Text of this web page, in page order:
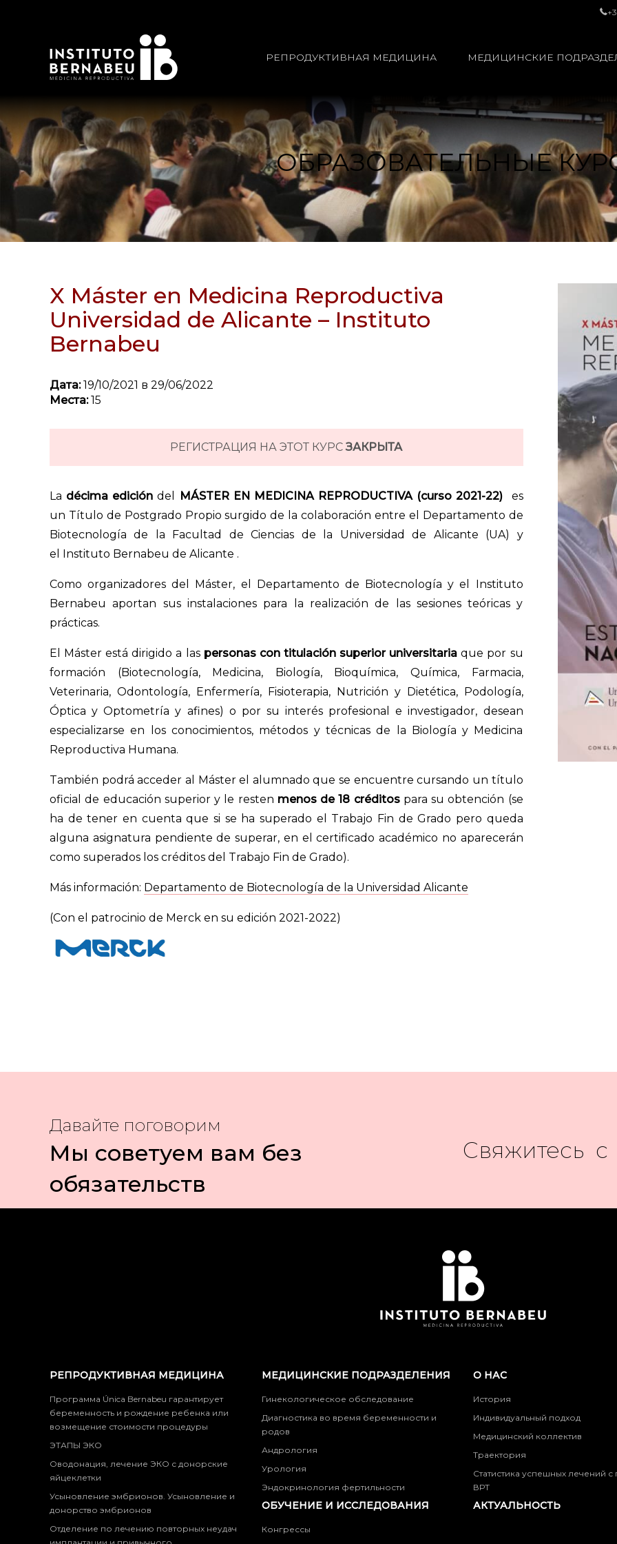
РЕПРОДУКТИВНАЯ МЕДИЦИНА МЕДИЦИНСКИЕ
ОБРАЗОВАТЕЛЬНЫЕ
X Máster en Medicina Reproductiva
Universidad de Alicante – Instituto
Bernabeu
Дата:19/10/2021 в 29/06/2022
Места:15
РЕГИСТРАЦИЯ НА ЭТОТ КУРСЗАКРЫТА
La décima edición del MÁSTER EN MEDICINA REPRODUCTIVA (curso 2021-22)
es
un Título de Postgrado Propio surgido de la colaboración entre el Departamento de
Biotecnología de la Facultad de Ciencias de la Universidad de Alicante (UA) y
el Instituto Bernabeu de Alicante .
Como organizadores del Máster, el Departamento de Biotecnología y el Instituto
Bernabeu aportan sus instalaciones para la realización de las sesiones teóricas y
prácticas.
El Máster está dirigido a las personas con titulación superior universitaria que por su
formación (Biotecnología, Medicina, Biología, Bioquímica, Química, Farmacia,
Veterinaria, Odontología, Enfermería, Fisioterapia, Nutrición y Dietética, Podología,
Óptica y Optometría y afines) o por su interés profesional e investigador, desean
especializarse en los conocimientos, métodos y técnicas de la Biología y Medicina
Reproductiva Humana.
También podrá acceder al Máster el alumnado que se encuentre cursando un título
oficial de educación superior y le resten menos de 18 créditospara su obtención (se
ha de tener en cuenta que si se ha superado el Trabajo Fin de Grado pero queda
alguna asignatura pendiente de superar, en el certificado académico no aparecerán
como superados los créditos del Trabajo Fin de Grado).
Más información: Departamento de Biotecnología de la Universidad Alicante
(Con el patrocinio de Merck en su edición 2021-2022)
Давайте поговорим
Мы советуем вам без
обязательств
Свяжитесь
РЕПРОДУКТИВНАЯ МЕДИЦИНА
Программа Única Bernabeu гарантирует
беременность и рождение ребенка или
возмещение стоимости процедуры
ЭТАПЫ ЭКО
Оводонация, лечение ЭКО с донорские
яйцеклетки
Усыновление эмбрионов. Усыновление и
донорство эмбрионов
Отделение по лечению повторных неудач
МЕДИЦИНСКИЕ ПОДРАЗДЕЛЕНИЯ
Гинекологическое обследование
Диагностика во время беременности и
родов
Андрология
Урология
Эндокринология фертильности
ОБУЧЕНИЕ И ИССЛЕДОВАНИЯ
Конгрессы
О НАС
История
Индивидуальный подход
Медицинский коллектив
Траектория
Статистика успешных лечений
ВРТ
АКТУАЛЬНОСТЬ